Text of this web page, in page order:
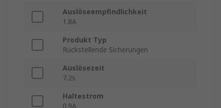
Auslöseempfindlichkeit
1.8A
Produkt Typ
Rückstellende Sicherungen
Auslösezeit
7.2s
Haltestrom
0.9A